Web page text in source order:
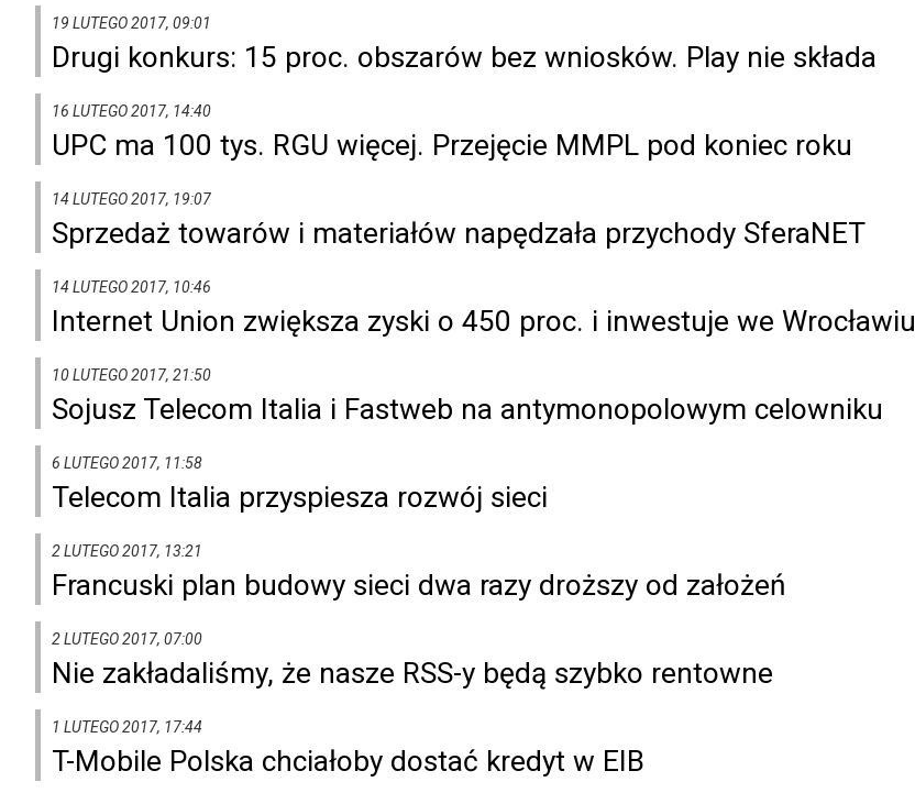
19 LUTEGO 2017, 09:01
Drugi konkurs: 15 proc. obszarów bez wniosków. Play nie składa
16 LUTEGO 2017, 14:40
UPC ma 100 tys. RGU więcej. Przejęcie MMPL pod koniec roku
14 LUTEGO 2017, 19:07
Sprzedaż towarów i materiałów napędzała przychody SferaNET
14 LUTEGO 2017, 10:46
Internet Union zwiększa zyski o 450 proc. i inwestuje we Wrocławiu
10 LUTEGO 2017, 21:50
Sojusz Telecom Italia i Fastweb na antymonopolowym celowniku
6 LUTEGO 2017, 11:58
Telecom Italia przyspiesza rozwój sieci
2 LUTEGO 2017, 13:21
Francuski plan budowy sieci dwa razy droższy od założeń
2 LUTEGO 2017, 07:00
Nie zakładaliśmy, że nasze RSS-y będą szybko rentowne
1 LUTEGO 2017, 17:44
T-Mobile Polska chciałoby dostać kredyt w EIB